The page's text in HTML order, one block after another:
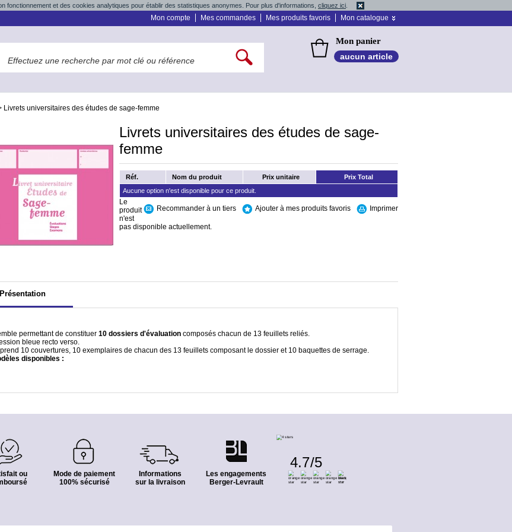
fonctionnement et des cookies analytiques pour établir des statistiques anonymes. Pour plus d'informations, cliquez ici
Mon compte Mes commandes Mes produits favoris Mon catalogue
Mon panier
aucun article
Livrets universitaires des études de sage-femme
Livrets universitaires des études de sage-
femme
Réf. Nom du produit Prix unitaire
Prix Total
Aucune option n'est disponible pour ce produit.
Recommander à un tiers Ajouter à mes produits favoris Imprimer
Le
produit
n'est
pas disponible actuellement.
Présentation
permettant de constituer 10 dossiers d'évaluation composés chacun de 13 feuillets reliés.
bleue recto verso.
10 couvertures, 10 exemplaires de chacun des 13 feuillets composant le dossier et 10 baquettes de serrage.
disponibles :
ou
Mode de paiement
100% sécurisé
Informations
sur la livraison
Les engagements
Berger-Levrault
4.7/5